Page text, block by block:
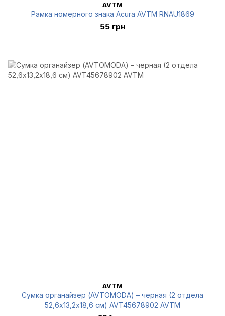
AVTM
Рамка номерного знака Acura AVTM RNAU1869
55 грн
AVTM
Сумка органайзер (AVTOMODA) – черная (2 отдела
52,6х13,2х18,6 см) AVT45678902 AVTM